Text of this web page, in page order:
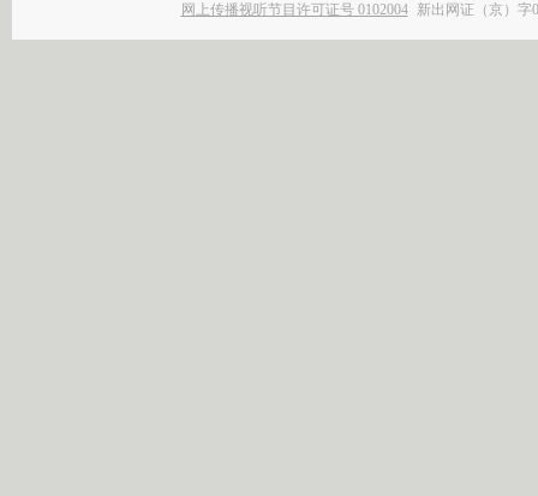
网上传播视听节目许可证号 0102004 新出网证（京）